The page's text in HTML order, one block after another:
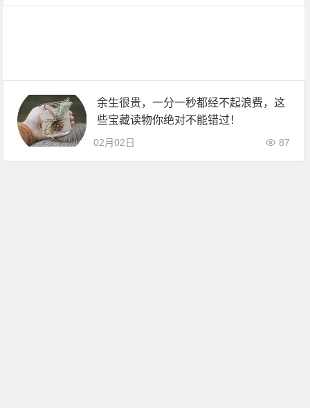
余生很贵，一分一秒都经不起浪费，这
些宝藏读物你绝对不能错过！
02月02日 87